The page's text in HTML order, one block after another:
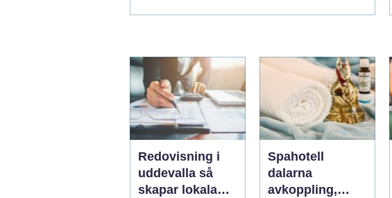
Redovisning i
uddevalla så
skapar lokala
Spahotell
dalarna
avkoppling,